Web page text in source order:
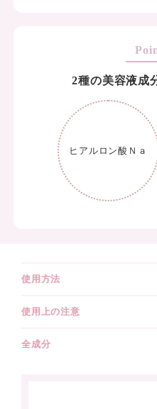
2種の美容液成
ヒアルロン酸Ｎａ
使用方法
使用上の注意
全成分